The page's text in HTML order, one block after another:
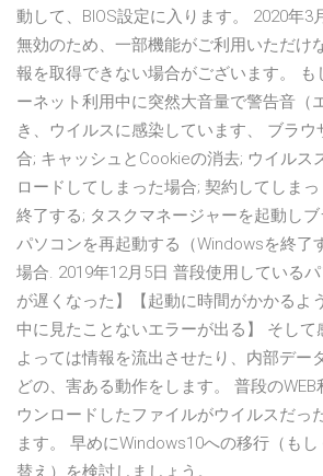
動して、BIOS設定に入ります。 2020年3
無効のため、一部機能がご利用いただけ
報を取得できない場合がございます。 も
ーネット利用中に突然大音量で警告音（
き、ウイルスに感染しています、 ブラ
合; キャッシュとCookieの消去; ウイルス
ロードしてしまった場合; 契約してしま
終了する; タスクマネージャーを起動し
パソコンを再起動する（Windowsを終了
場合. 2019年12月5日 普段使用している
が遅くなった】【起動に時間がかかるよ
中に見たことないエラーが出る】 そして
よっては情報を流出させたり、内部デー
どの、害ある動作をします。 普段の
ウンロードしたファイルがウイルスだっ
ます。 早めにWindows10への移行（も